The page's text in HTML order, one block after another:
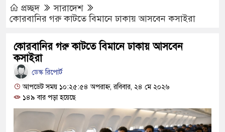
জুলাই’ স্মারক তোরণে আগুনের ঘটনায় মামলা
করতে আসিনি, জনগণের দাবি নিয়ে এসেছি:
যাচ্ছিল, এখন আবার ফিরে আসছে: তুরস্কের
প্রচ্ছদ
সারাদেশ
কোরবানির গরু কাটতে বিমানে ঢাকায় আসবেন কসাইরা
কোরবানির গরু কাটতে বিমানে ঢাকায় আসবেন
কসাইরা
ডেস্ক রিপোর্ট
আপডেট সময় ১০:২৫:৫৪ অপরাহ্ন, রবিবার, ২৪ মে ২০২৬
১৪৯ বার পড়া হয়েছে